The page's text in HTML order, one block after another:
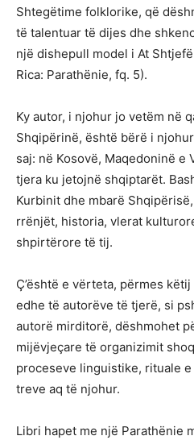
Shtegëtime folklorike, që
të talentuar të dijes dhe
një dishepull model i At
Rica: Parathënie, fq. 5).
Ky autor, i njohur jo vetëm në
Shqipërinë, është bërë i
saj: në Kosovë, Maqedoninë e
tjera ku jetojnë shqiptarët.
Kurbinit dhe mbarë
rrënjët, historia, vlerat
shpirtërore të tij.
Ç’është e vërteta, përmes
edhe të autorëve të tjerë, si
autorë mirditorë, dëshmohet
mijëvjeçare të organizimit
proceseve linguistike, rituale
treve aq të njohur.
Libri hapet me një Parathënie